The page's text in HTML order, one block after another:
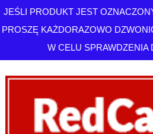
JEŚLI PRODUKT JEST
PROSZĘ KAŻDORAZOWO
W CELU SPRAWDZENIA